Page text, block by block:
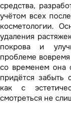
средства,
учётом всех
косметологии.
удаления
покрова и
проблеме
со временем она
придётся забыть
как с
смотреться не